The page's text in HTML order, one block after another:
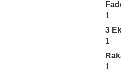
1
3
1
1